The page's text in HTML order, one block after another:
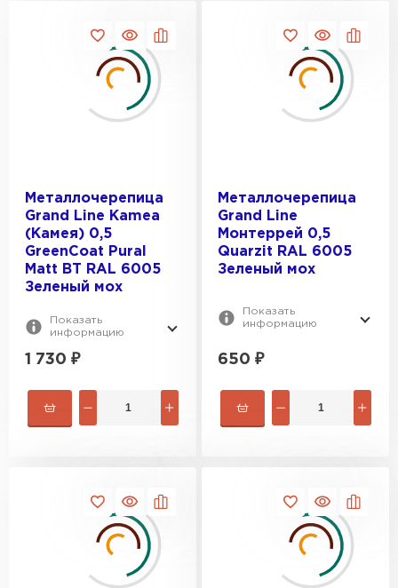
Металлочерепица
Grand Line Kamea
(Камея) 0,5
GreenCoat Pural
Matt BT RAL 6005
Зеленый мох
Показать
информацию
1 730 ₽
Металлочерепица
Grand Line
Монтеррей 0,5
Quarzit RAL 6005
Зеленый мох
Показать
информацию
650 ₽